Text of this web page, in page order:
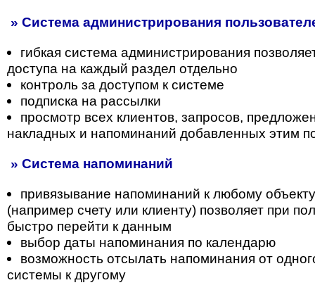
» Система администрирования
гибкая система администрирования
доступа на каждый раздел отдельно
контроль за доступом к системе
подписка на рассылки
просмотр всех клиентов, запросов,
накладных и напоминаний добавленных этим
» Система напоминаний
привязывание напоминаний к любому
(например счету или клиенту) позволяет при
быстро перейти к данным
выбор даты напоминания по календарю
возможность отсылать напоминания от
системы к другому